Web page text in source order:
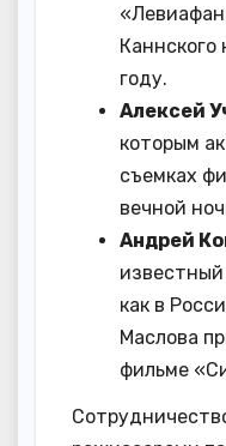
Каннского
году.
Алексей
которым
съемках
вечной
Андрей
как в
Маслова
фильме